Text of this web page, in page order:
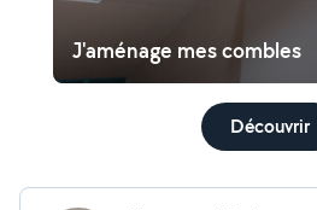
J'aménage mes combles
Découvrir